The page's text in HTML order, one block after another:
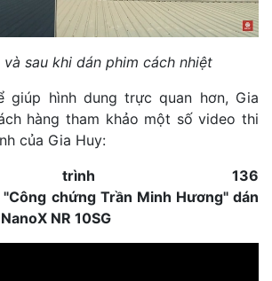
sau khi dán phim cách nhiệt
giúp hình dung trực quan hơn, Gia
hàng tham khảo một số video thi
của Gia Huy:
trình 136
chứng Trần Minh Hương" dán
NR 10SG